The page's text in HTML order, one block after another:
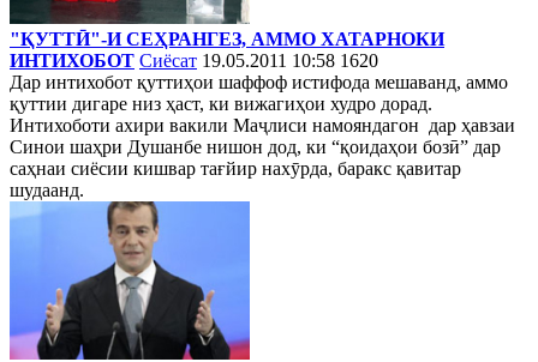
"ҚУТТӢ"-И СЕҲРАНГЕЗ, АММО ХАТАРНОКИ
ИНТИХОБОТ Сиёсат 19.05.2011 10:58 1620
Дар интихобот қуттиҳои шаффоф истифода мешаванд, аммо
қуттии дигаре низ ҳаст, ки вижагиҳои худро дорад.
Интихоботи ахири вакили Маҷлиси намояндaгон дар ҳавзаи
Синои шаҳри Душанбе нишон дод, ки “қоидаҳои бозӣ” дар
саҳнаи сиёсии кишвар тағйир нахӯрда, баракс қавитар
шудаанд.